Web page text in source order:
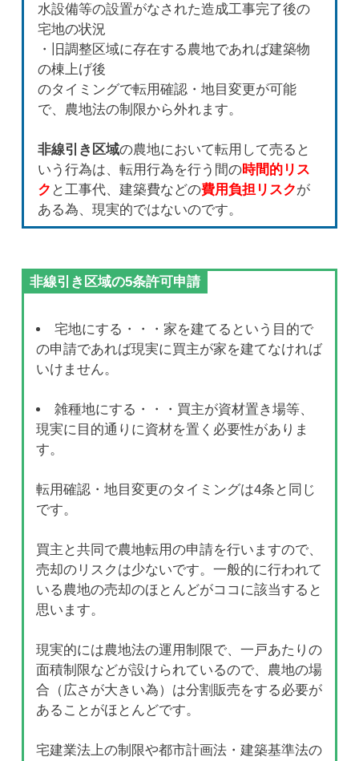
水設備等の設置がなされた造成工事完了後の
宅地の状況
・旧調整区域に存在する農地であれば建築物
の棟上げ後
のタイミングで転用確認・地目変更が可能
で、農地法の制限から外れます。
非線引き区域の農地において転用して売ると
いう行為は、転用行為を行う間の時間的リス
ク と工事代、建築費などの費用負担リスクが
ある為、現実的ではないのです。
非線引き区域の5条許可申請
宅地にする・・・家を建てるという目的で
の申請であれば現実に買主が家を建てなければ
いけません。
雑種地にする・・・買主が資材置き場等、
現実に目的通りに資材を置く必要性がありま
す。
転用確認・地目変更のタイミングは4条と同じ
です。
買主と共同で農地転用の申請を行いますので、
売却のリスクは少ないです。一般的に行われて
いる農地の売却のほとんどがココに該当すると
思います。
現実的には農地法の運用制限で、一戸あたりの
面積制限などが設けられているので、農地の場
合（広さが大きい為）は分割販売をする必要が
あることがほとんどです。
宅建業法上の制限や都市計画法・建築基準法の